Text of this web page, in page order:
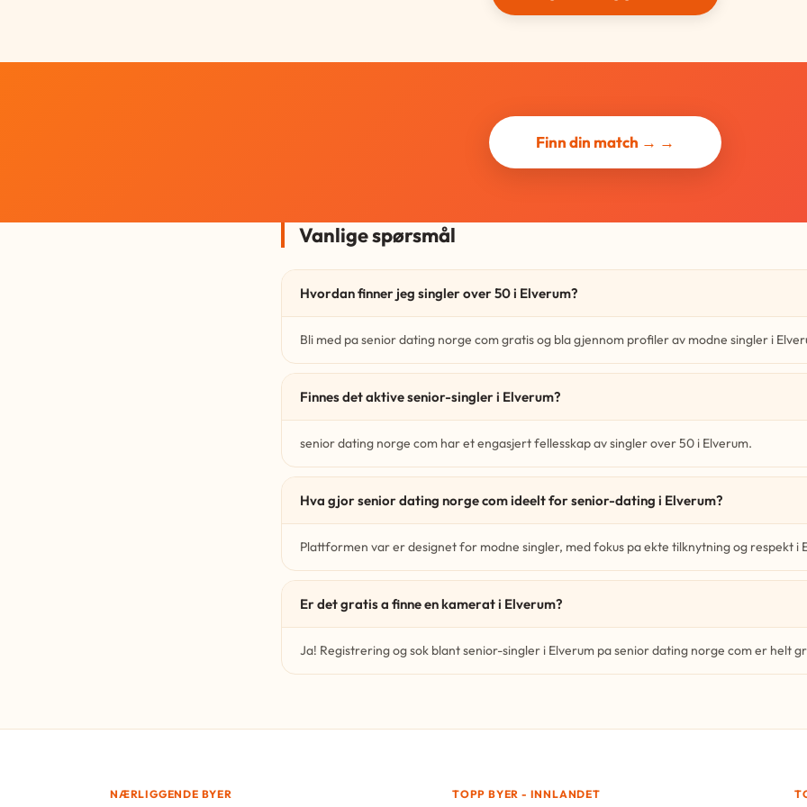
Finn din match → →
Vanlige spørsmål
Hvordan finner jeg singler over 50 i Elverum?
Bli med pa senior dating norge com gratis og bla gjennom profiler av modne singler i
Finnes det aktive senior-singler i Elverum?
senior dating norge com har et engasjert fellesskap av singler over 50 i Elverum.
Hva gjor senior dating norge com ideelt for senior-dating i Elverum?
Plattformen var er designet for modne singler, med fokus pa ekte tilknytning og respekt i
Er det gratis a finne en kamerat i Elverum?
Ja! Registrering og sok blant senior-singler i Elverum pa senior dating norge com er helt
NÆRLIGGENDE BYER TOPP BYER - INNLANDET